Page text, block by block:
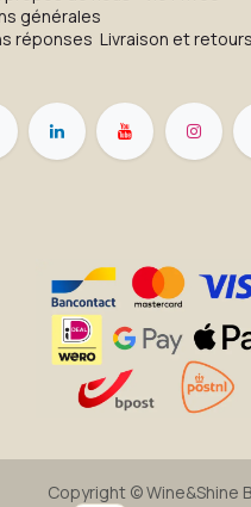
générales
réponses Livraison et retours
Copyright ©Wine&Shine